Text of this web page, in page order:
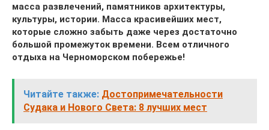
масса развлечений, памятников архитектуры,
культуры, истории. Масса красивейших мест,
которые сложно забыть даже через достаточно
большой промежуток времени. Всем отличного
отдыха на Черноморском побережье!
Читайте также: Достопримечательности
Судака и Нового Света: 8 лучших мест